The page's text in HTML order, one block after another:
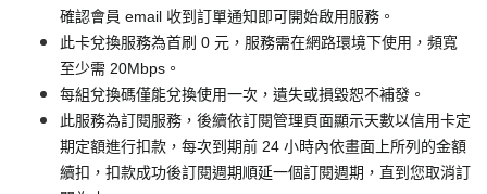
確認會員 email 收到訂單通知即可開始啟用服務。
此卡兌換服務為首刷 0 元，服務需在網路環境下使用，頻寬
至少需 20Mbps。
每組兌換碼僅能兌換使用一次，遺失或損毀恕不補發。
此服務為訂閱服務，後續依訂閱管理頁面顯示天數以信用卡定
期定額進行扣款，每次到期前 24 小時內依畫面上所列的金額
續扣，扣款成功後訂閱週期順延一個訂閱週期，直到您取消訂